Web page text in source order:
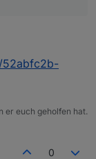
52abfc2b-
er euch geholfen hat.
0